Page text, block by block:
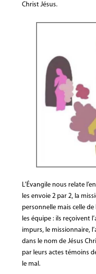
Christ Jésus.
L’Évangile nous relate
les envoie 2 par 2, la
personnelle mais celle
les équipe : ils reçoivent
impurs, le missionnaire,
dans le nom de Jésus
par leurs actes témoins
le mal.